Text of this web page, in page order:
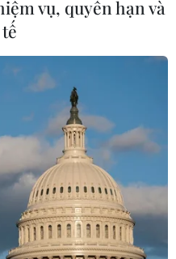
trao đổi
châu Phi
vụ, quyền hạn và